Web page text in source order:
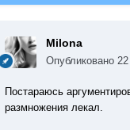
Milona
Опубликовано
Постараюсь
размножения лекал.